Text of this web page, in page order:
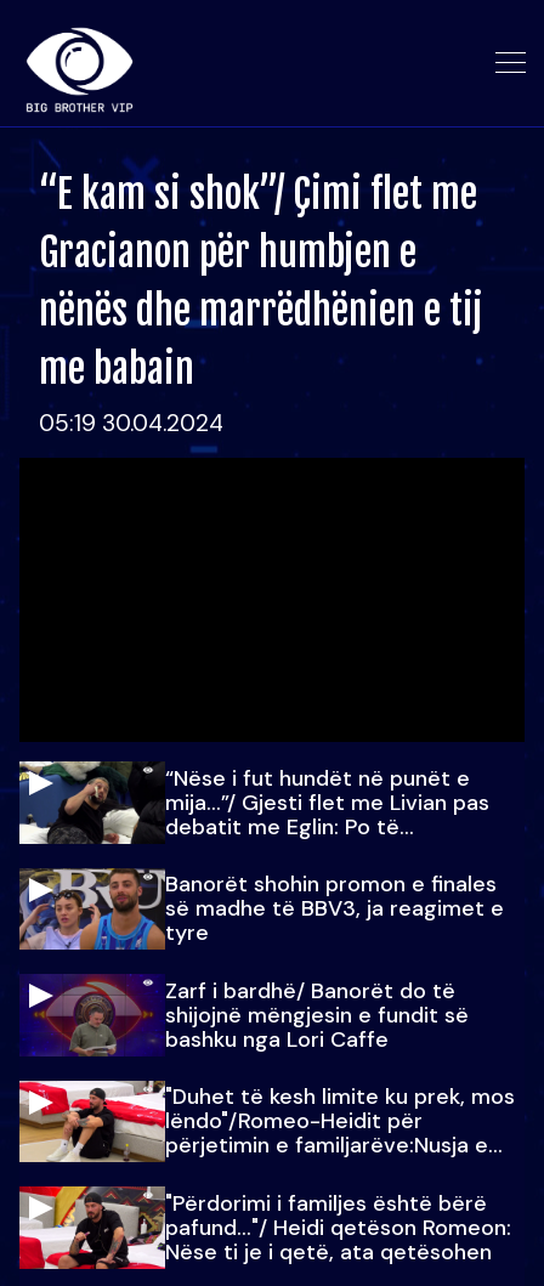
“E kam si shok”/ Çimi flet me
Gracianon për humbjen e
nënës dhe marrëdhënien e tij
me babain
05:19 30.04.2024
“Nëse i fut hundët në punët e
mija…”/ Gjesti flet me Livian pas
debatit me Eglin: Po të
Banorët shohin promon e finales
së madhe të BBV3, ja reagimet e
tyre
Zarf i bardhë/ Banorët do të
shijojnë mëngjesin e fundit së
bashku nga Lori Caffe
"Duhet të kesh limite ku prek, mos
lëndo"/Romeo-Heidit për
përjetimin e familjarëve:Nusja e
"Përdorimi i familjes është bërë
pafund…"/ Heidi qetëson Romeon:
Nëse ti je i qetë, ata qetësohen